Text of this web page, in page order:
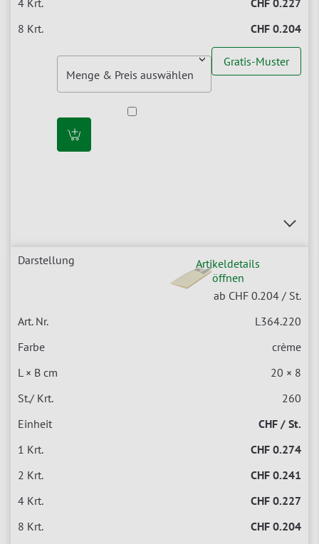
CHF 0.227
CHF 0.204
Gratis-Muster
Artikeldetails
öffnen
ab CHF 0.204 / St.
L364.220
crème
20 × 8
260
CHF / St.
CHF 0.274
CHF 0.241
CHF 0.227
CHF 0.204